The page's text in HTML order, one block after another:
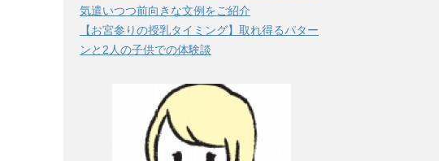
気遣いつつ前向きな文例をご紹介
【お宮参りの授乳タイミング】取れ得るパター
ンと2人の子供での体験談